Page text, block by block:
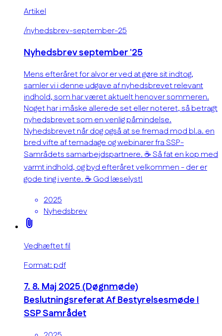
Artikel
/nyhedsbrev-september-25
Nyhedsbrev september '25
Mens efteråret for alvor er ved at gøre sit indtog,
samler vi i denne udgave af nyhedsbrevet relevant
indhold, som har været aktuelt henover sommeren.
Noget har i måske allerede set eller noteret, så betragt
nyhedsbrevet som en venlig påmindelse.
Nyhedsbrevet når dog også at se fremad mod bl.a. en
bred vifte af temadage og webinarer fra SSP-
Samrådets samarbejdspartnere. ☕ Så fat en kop med
varmt indhold, og byd efteråret velkommen - der er
gode ting i vente. ☕ God læselyst!
2025
Nyhedsbrev
attach_file
Vedhæftet fil
Format: pdf
7. 8. Maj 2025 (Døgnmøde)
Beslutningsreferat Af Bestyrelsesmøde I
SSP Samrådet